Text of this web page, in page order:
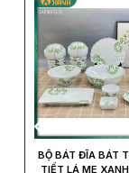
BỘ BÁT ĐĨA BÁT
TIẾT LÁ ME